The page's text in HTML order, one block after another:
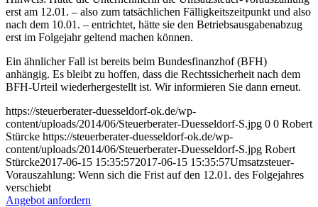
erst am 12.01. – also zum tatsächlichen Fälligkeitszeitpunkt und also
nach dem 10.01. – entrichtet, hätte sie den Betriebsausgabenabzug
erst im Folgejahr geltend machen können.
Ein ähnlicher Fall ist bereits beim Bundesfinanzhof (BFH)
anhängig. Es bleibt zu hoffen, dass die Rechtssicherheit nach dem
BFH-Urteil wiederhergestellt ist. Wir informieren Sie dann erneut.
https://steuerberater-duesseldorf-ok.de/wp-
content/uploads/2014/06/Steuerberater-Duesseldorf-S.jpg 0 0 Robert
Stürcke https://steuerberater-duesseldorf-ok.de/wp-
content/uploads/2014/06/Steuerberater-Duesseldorf-S.jpg Robert
Stürcke2017-06-15 15:35:572017-06-15 15:35:57Umsatzsteuer-
Vorauszahlung: Wenn sich die Frist auf den 12.01. des Folgejahres
verschiebt
Angebot anfordern